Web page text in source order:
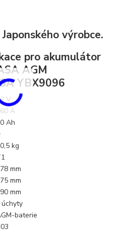
výrobce.
pro akumulátor
AGM
YBX9096
V
A
Ah
kg
mm
mm
mm
úchyty
baterie